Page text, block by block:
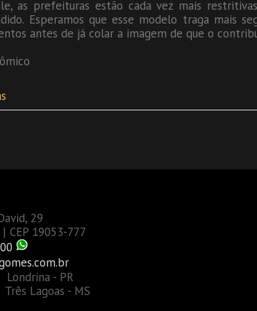
as prefeituras estão cada vez mais
Esperamos que esse modelo traga mais
antes de já colar a imagem de que o
29
CEP 19053-777
Londrina - PR
Lagoas - MS